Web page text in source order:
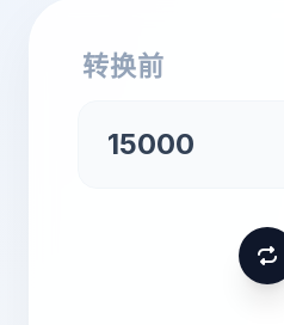
转换前